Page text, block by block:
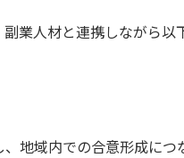
業人材と連携しながら
地域内での合意形成につ